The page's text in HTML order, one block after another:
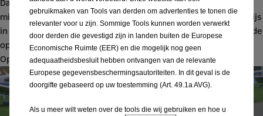
Daarnaast zorgt het nieuwste Gouden Stuurwiel voor een
mijlpaal, want het is alweer de twintigste keer dat Opel de prijs
in ontvangst mag nemen. De eerste keer was in 1976, kort na de
oprichting van de onderscheiding. De eer ging toen naar de
Opel Senator A.
gebruikmaken van Tools van derden om advertenties te tonen die
relevanter voor u zijn. Sommige Tools kunnen worden verwerkt
door derden die gevestigd zijn in landen buiten de Europese
Economische Ruimte (EER) en die mogelijk nog geen
adequaatheidsbesluit hebben ontvangen van de relevante
Europese gegevensbeschermingsautoriteiten. In dit geval is de
doorgifte gebaseerd op uw toestemming (Art. 49.1a AVG).
Als u meer wilt weten over de tools die wij gebruiken en hoe u